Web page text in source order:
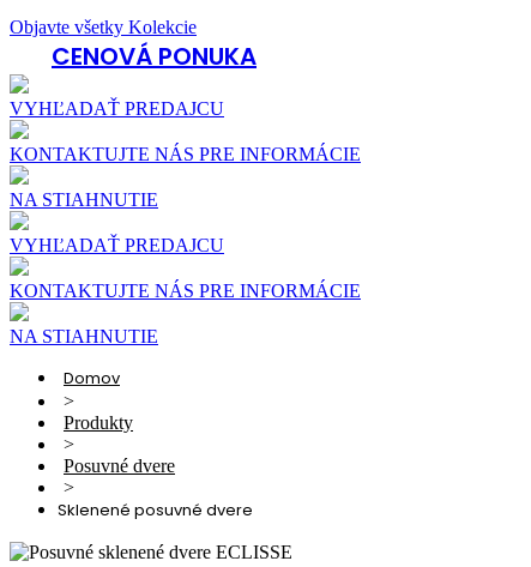
Objavte všetky Kolekcie
CENOVÁ PONUKA
VYHĽADAŤ PREDAJCU
KONTAKTUJTE NÁS PRE INFORMÁCIE
NA STIAHNUTIE
VYHĽADAŤ PREDAJCU
KONTAKTUJTE NÁS PRE INFORMÁCIE
NA STIAHNUTIE
Domov
>
Produkty
>
Posuvné dvere
>
Sklenené posuvné dvere